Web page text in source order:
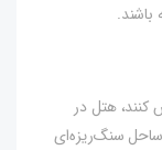
باشند.
کنند، هتل در
ساحل سنگ‌ریزه‌ای